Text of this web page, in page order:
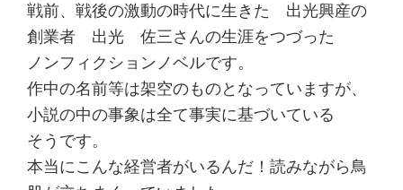
戦前、戦後の激動の時代に生きた 出光興産の
創業者 出光 佐三さんの生涯をつづった
ノンフィクションノベルです。
作中の名前等は架空のものとなっていますが、
小説の中の事象は全て事実に基づいている
そうです。
本当にこんな経営者がいるんだ！読みながら鳥